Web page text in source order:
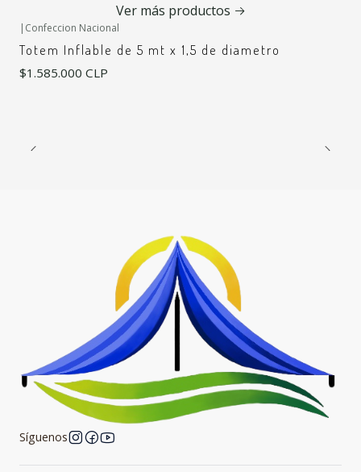
Ver más productos
| Confeccion Nacional
Totem Inflable de 5 mt x 1,5 de diametro
$1.585.000 CLP
Síguenos